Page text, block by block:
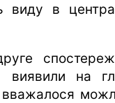
виду в
виявили на
вважалося